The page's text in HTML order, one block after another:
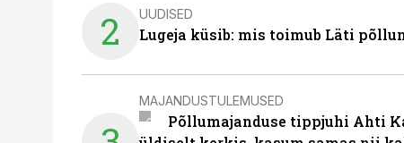
2 UUDISED
Lugeja küsib: mis toimub Läti
MAJANDUSTULEMUSED
Põllumajanduse tippjuhi Ahti